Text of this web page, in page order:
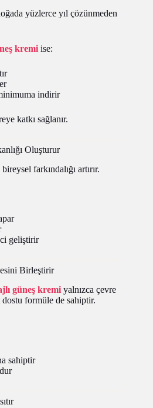
yüzlerce yıl çözünmeden
kremi ise:
indirir
katkı sağlanır.
Oluşturur
farkındalığı artırır.
geliştirir
Birleştirir
güneş kremi yalnızca çevre
formüle de sahiptir.
sahiptir